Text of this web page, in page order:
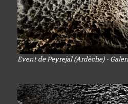
Event de Peyrejal (Ardèche) -